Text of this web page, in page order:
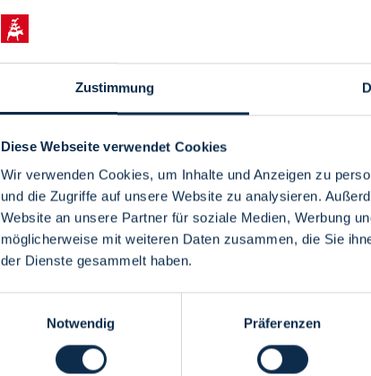
Zustimmung
Diese Webseite verwendet Cookies
Wir verwenden Cookies, um Inhalte und Anzeigen zu
und die Zugriffe auf unsere Website zu analysieren.
Website an unsere Partner für soziale Medien, Werbung
möglicherweise mit weiteren Daten zusammen, die Sie
der Dienste gesammelt haben.
Notwendig
Präferenzen
Menü